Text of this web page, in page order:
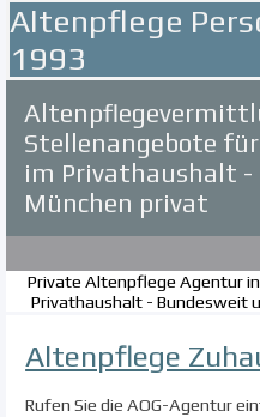
Altenpflege
1993
Stellenangebote
im Privathaushalt -
München privat
Private Altenpflege Agentur
Privathaushalt - Bundesweit
Altenpflege
Rufen Sie die AOG-Agentur